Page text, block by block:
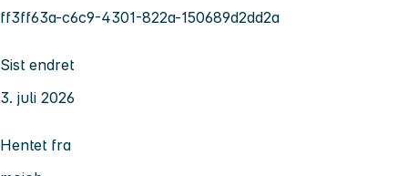
ff3ff63a-c6c9-4301-822a-150689d2dd2a
Sist endret
3. juli 2026
Hentet fra